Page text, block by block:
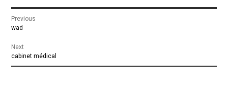
Navigation
de
l’article
Previous
Previous
wad
Next
Next
post:
cabinet médical